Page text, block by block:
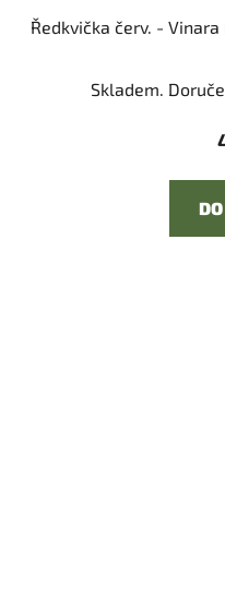
Ředkvička červ. -
Skladem.